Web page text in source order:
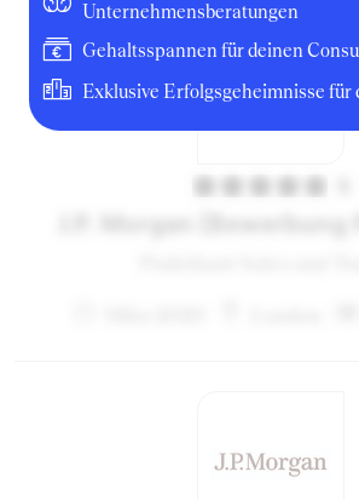
J.P. Morgan (Bewerbung
Unternehmensberatungen
Gehaltsspannen für deinen
Exklusive Erfolgsgeheimnisse für